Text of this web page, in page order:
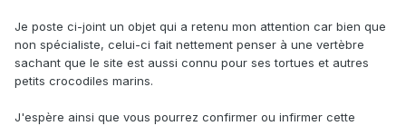
Je poste ci-joint un objet qui a retenu mon attention car bien que
non spécialiste, celui-ci fait nettement penser à une vertèbre
sachant que le site est aussi connu pour ses tortues et autres
petits crocodiles marins.
J'espère ainsi que vous pourrez confirmer ou infirmer cette